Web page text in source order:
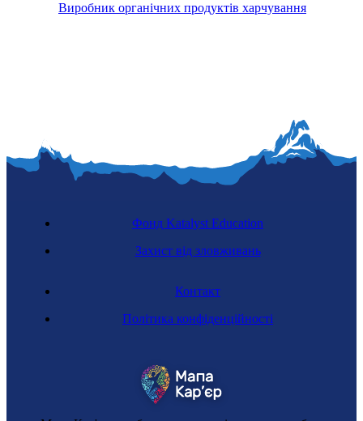
Виробник органічних продуктів харчування
Контакт
Політика конфіденційності
Фонд Katalyst Education
Захист від зловживань